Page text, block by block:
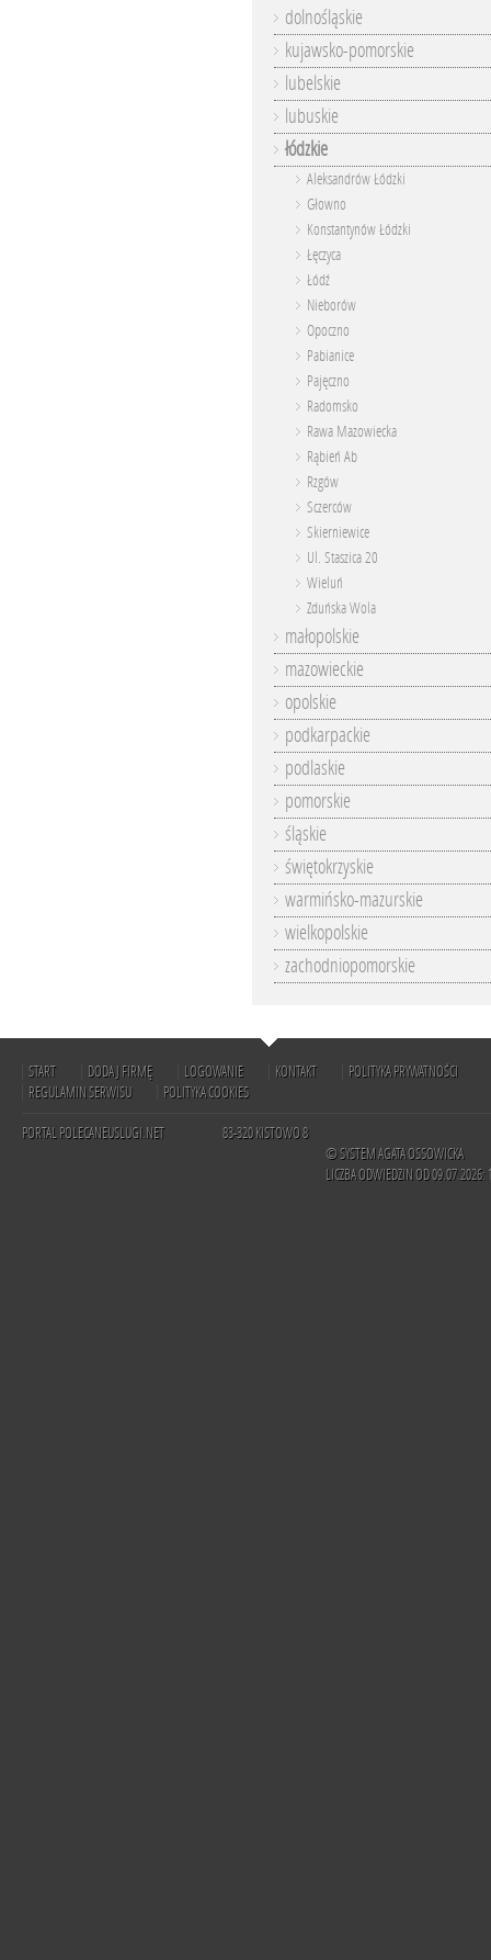
dolnośląskie
kujawsko-pomorskie
lubelskie
lubuskie
łódzkie
Aleksandrów Łódzki
Głowno
Konstantynów Łódzki
Łęczyca
Łódź
Nieborów
Opoczno
Pabianice
Pajęczno
Radomsko
Rawa Mazowiecka
Rąbień Ab
Rzgów
Sczerców
Skierniewice
Ul. Staszica 20
Wieluń
Zduńska Wola
małopolskie
mazowieckie
opolskie
podkarpackie
podlaskie
pomorskie
śląskie
świętokrzyskie
warmińsko-mazurskie
wielkopolskie
zachodniopomorskie
START DODAJ FIRMĘ LOGOWANIE KONTAKT
POLITYKA PRYWATNOŚCI
REGULAMIN SERWISU
POLITYKA COOKIES
PORTAL POLECANEUSLUGI.NET
83-320 KISTOWO 8
© SYSTEM AGATA OSSOWICKA
LICZBA ODWIEDZIN OD 09.07.2026: